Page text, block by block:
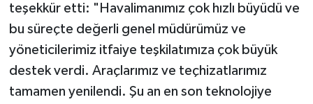
teşekkür etti: "Havalimanımız çok hızlı büyüdü ve
bu süreçte değerli genel müdürümüz ve
yöneticilerimiz itfaiye teşkilatımıza çok büyük
destek verdi. Araçlarımız ve teçhizatlarımız
tamamen yenilendi. Şu an en son teknolojiye